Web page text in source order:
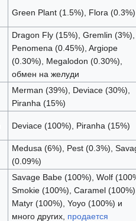
Green Plant (1.5%), Flora (0.3%)
Dragon Fly (15%), Gremlin (3%),
Penomena (0.45%), Argiope
(0.30%), Megalodon (0.30%),
обмен на желуди
Merman (39%), Deviace (30%),
Piranha (15%)
Deviace (100%), Piranha (15%)
Medusa (6%), Pest (0.3%),
(0.09%)
Savage Babe (100%), Wolf
Smokie (100%), Caramel
Matyr (100%), Yoyo (100%) и
много других, продается